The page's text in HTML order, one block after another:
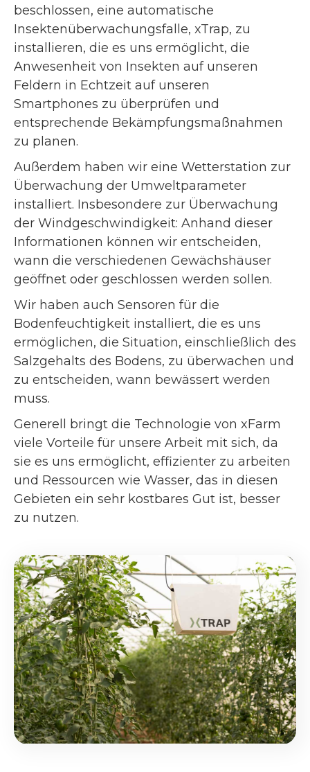
beschlossen, eine automatische
Insektenüberwachungsfalle, xTrap, zu
installieren, die es uns ermöglicht, die
Anwesenheit von Insekten auf unseren
Feldern in Echtzeit auf unseren
Smartphones zu überprüfen und
entsprechende Bekämpfungsmaßnahmen
zu planen.
Außerdem haben wir eine Wetterstation zur
Überwachung der Umweltparameter
installiert. Insbesondere zur Überwachung
der Windgeschwindigkeit: Anhand dieser
Informationen können wir entscheiden,
wann die verschiedenen Gewächshäuser
geöffnet oder geschlossen werden sollen.
Wir haben auch Sensoren für die
Bodenfeuchtigkeit installiert, die es uns
ermöglichen, die Situation, einschließlich des
Salzgehalts des Bodens, zu überwachen und
zu entscheiden, wann bewässert werden
muss.
Generell bringt die Technologie von xFarm
viele Vorteile für unsere Arbeit mit sich, da
sie es uns ermöglicht, effizienter zu arbeiten
und Ressourcen wie Wasser, das in diesen
Gebieten ein sehr kostbares Gut ist, besser
zu nutzen.